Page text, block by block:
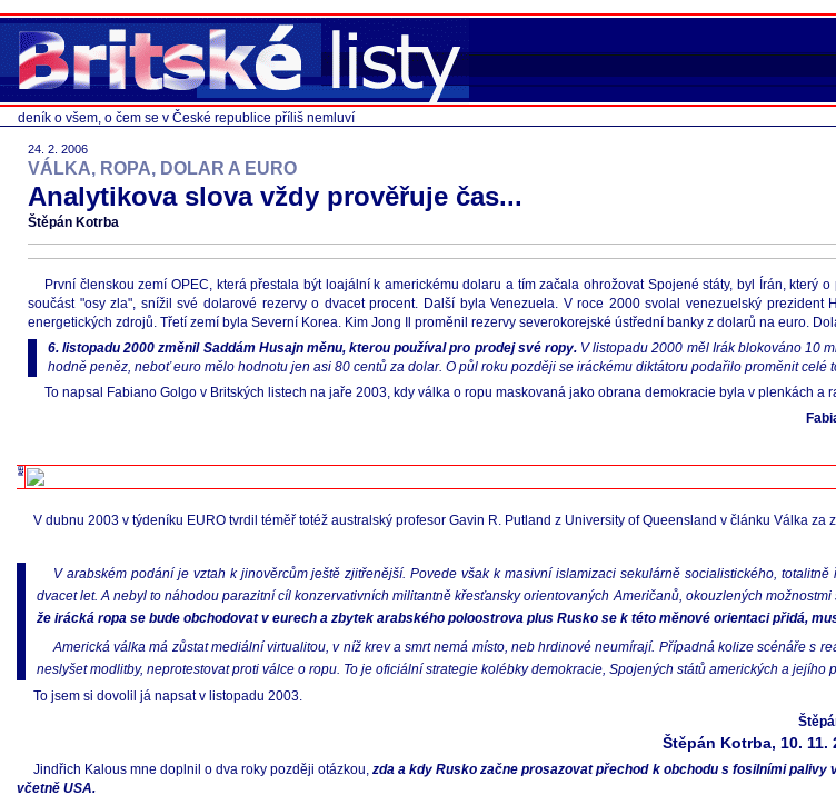
deník o všem, o čem se v České republice příliš nemluví
24. 2. 2006
VÁLKA, ROPA, DOLAR A EURO
Analytikova slova vždy prověřuje čas...
Štěpán Kotrba
První členskou zemí OPEC, která přestala být loajální k americkému dolaru a tím začala ohrožovat Spojené státy, byl Írán,
součást "osy zla", snížil své dolarové rezervy o dvacet procent. Další byla Venezuela. V roce 2000 svolal venezuelský
energetických zdrojů. Třetí zemí byla Severní Korea. Kim Jong Il proměnil rezervy severokorejské ústřední banky z dolarů na euro.
6. listopadu 2000 změnil Saddám Husajn měnu, kterou používal pro prodej své ropy.V listopadu 2000 měl Irák blokováno 10
hodně peněz, neboť euro mělo hodnotu jen asi 80 centů za dolar. O půl roku později se iráckému diktátoru podařilo proměnit
To napsal Fabiano Golgo v Britských listech na jaře 2003, kdy válka o ropu maskovaná jako obrana demokracie byla v plenkách a
V dubnu 2003 v týdeníku EURO tvrdil téměř totéž australský profesor Gavin R. Putland z University of Queensland v článku Válka za
V arabském podání je vztah k jinověrcům ještě zjitřenější. Povede však k masivní islamizaci sekulárně socialistického,
dvacet let. A nebyl to náhodou parazitní cíl konzervativních militantně křesťansky orientovaných Američanů, okouzlených
že irácká ropa se bude obchodovat v eurech a zbytek arabského poloostrova plus Rusko se k této měnové orientaci přidá,
Americká válka má zůstat mediální virtualitou, v níž krev a smrt nemá místo, neb hrdinové neumírají. Případná kolize scénáře s
neslyšet modlitby, neprotestovat proti válce o ropu. To je oficiální strategie kolébky demokracie, Spojených států amerických a jejího
To jsem si dovolil já napsat v listopadu 2003.
Štěpán Kotrba, 10.
Jindřich Kalous mne doplnil o dva roky později otázkou,zda a kdy Rusko začne prosazovat přechod k obchodu s fosilními
včetně USA.